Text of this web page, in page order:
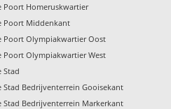
Poort Homeruskwartier
Poort Middenkant
Poort Olympiakwartier Oost
Olympiakwartier West
Stad
Bedrijventerrein Gooisekant
Bedrijventerrein Markerkant